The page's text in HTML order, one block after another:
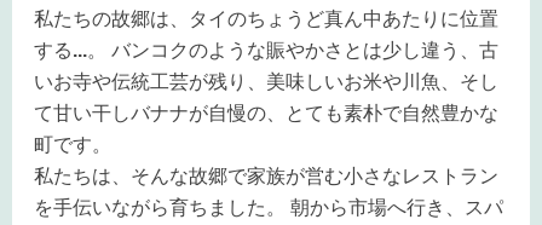
私たちの故郷は、タイのちょうど真ん中あたりに位置
する...。 バンコクのような賑やかさとは少し違う、古
いお寺や伝統工芸が残り、美味しいお米や川魚、そし
て甘い干しバナナが自慢の、とても素朴で自然豊かな
町です。
私たちは、そんな故郷で家族が営む小さなレストラン
を手伝いながら育ちました。 朝から市場へ行き、スパ